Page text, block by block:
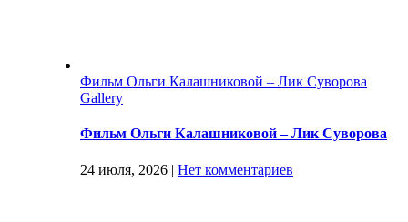
Фильм Ольги Калашниковой – Лик Суворова
Gallery
Фильм Ольги Калашниковой – Лик Суворова
24 июля, 2026 | Нет комментариев